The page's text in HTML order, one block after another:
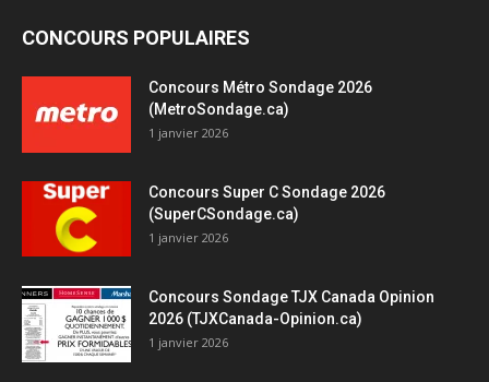
CONCOURS POPULAIRES
Concours Métro Sondage 2026
(MetroSondage.ca)
1 janvier 2026
Concours Super C Sondage 2026
(SuperCSondage.ca)
1 janvier 2026
Concours Sondage TJX Canada Opinion
2026 (TJXCanada-Opinion.ca)
1 janvier 2026